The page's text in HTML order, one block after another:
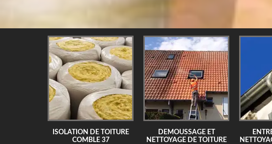
ISOLATION DE TOITURE
COMBLE 37
DEMOUSSAGE ET
NETTOYAGE DE TOITURE